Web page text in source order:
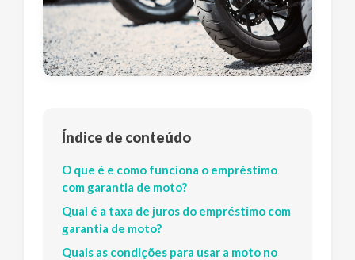
Índice de conteúdo
O que é e como funciona o empréstimo
com garantia de moto?
Qual é a taxa de juros do empréstimo com
garantia de moto?
Quais as condições para usar a moto no